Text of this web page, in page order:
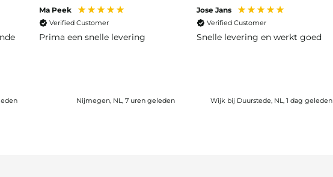
Ma Peek
Verified Customer
Prima een snelle levering
Nijmegen, NL, 7 uren geleden
Jose Jans
Verified Customer
Snelle levering en werkt goed
Wijk bij Duurstede, NL, 1 dag geleden